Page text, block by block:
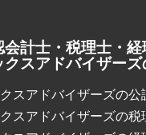
会計士・税理士・
クスアドバイザー
スアドバイザーズの
スアドバイザーズの